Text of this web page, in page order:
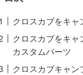
クロスカブをキ
クロスカブをキ
カスタムパーツ
クロスカブキャン